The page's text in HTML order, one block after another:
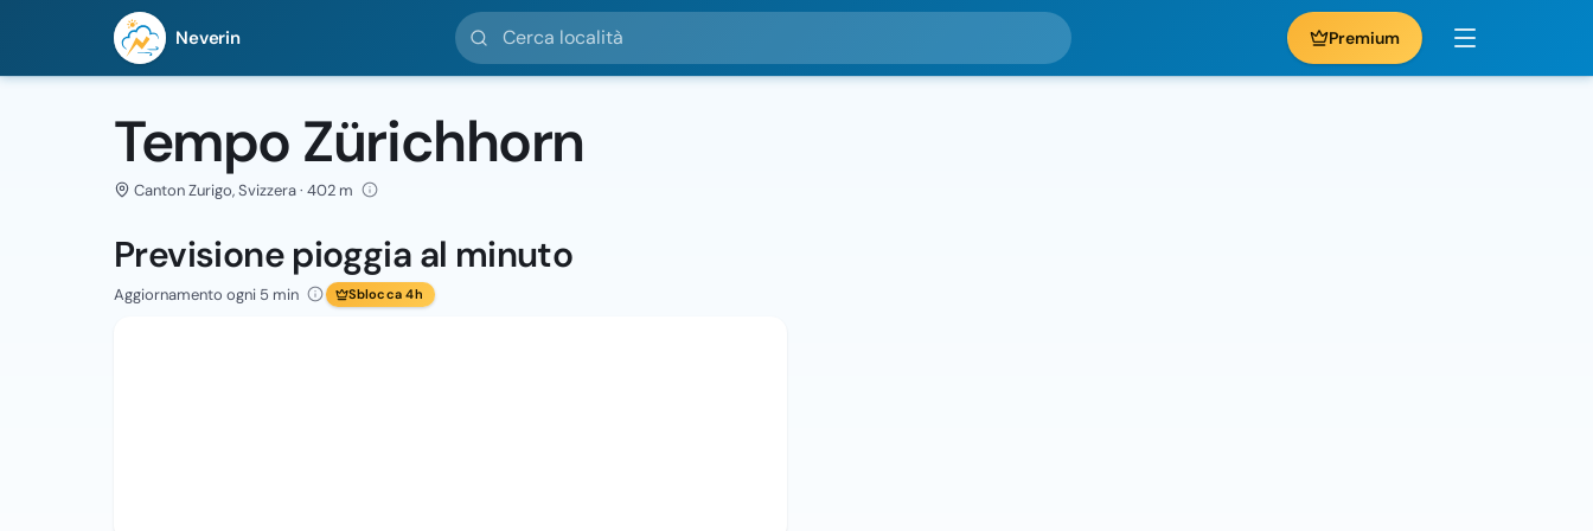
Neverin
Cerca località
Premium
Tempo Zürichhorn
Canton Zurigo, Svizzera · 402 m
Previsione pioggia al minuto
Aggiornamento ogni 5 min Sblocca 4h